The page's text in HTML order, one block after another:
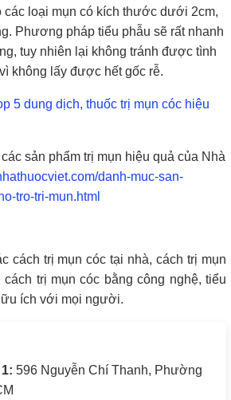
các loại mụn có kích thước dưới 2cm,
Phương pháp tiểu phẫu sẽ rất nhanh
tuy nhiên lại không tránh được tình
không lấy được hết gốc rễ.
5 dung dịch, thuốc trị mụn cóc hiệu
sản phẩm trị mụn hiệu quả của Nhà
danh-muc-san-
tro-tri-mun.html
cách trị mụn cóc tại nhà, cách trị mụn
trị mụn cóc bằng công nghệ, tiểu
ích với mọi người.
596 Nguyễn Chí Thanh, Phường